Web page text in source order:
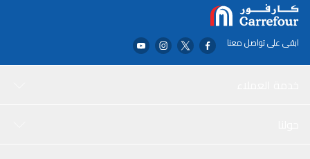
ابقى على تواصل معنا